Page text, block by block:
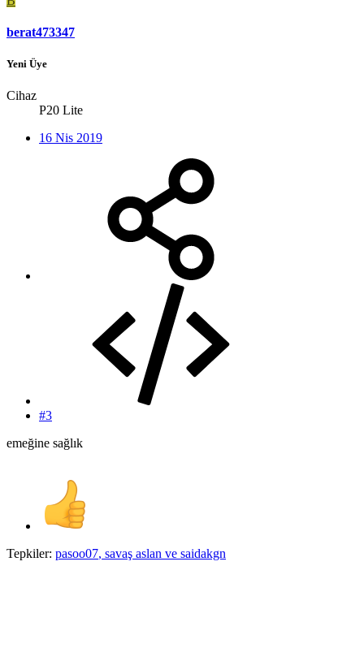
berat473347
Yeni Üye
Cihaz
P20 Lite
16 Nis 2019
#3
emeğine sağlık
Tepkiler: pasoo07, savaş aslan ve saidakgn